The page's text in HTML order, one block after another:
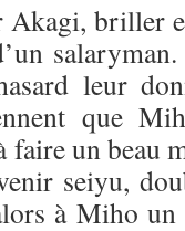
briller
leur
que
faire un beau
seiyu,
à Miho